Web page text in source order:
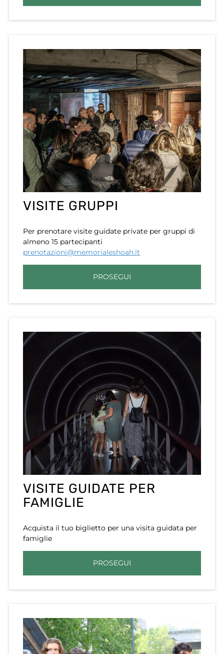
VISITE GRUPPI
Per prenotare visite guidate private per gruppi di
almeno 15 partecipanti
prenotazioni@memorialeshoah.it
PROSEGUI
VISITE GUIDATE PER
FAMIGLIE
Acquista il tuo biglietto per una visita guidata per
famiglie
PROSEGUI